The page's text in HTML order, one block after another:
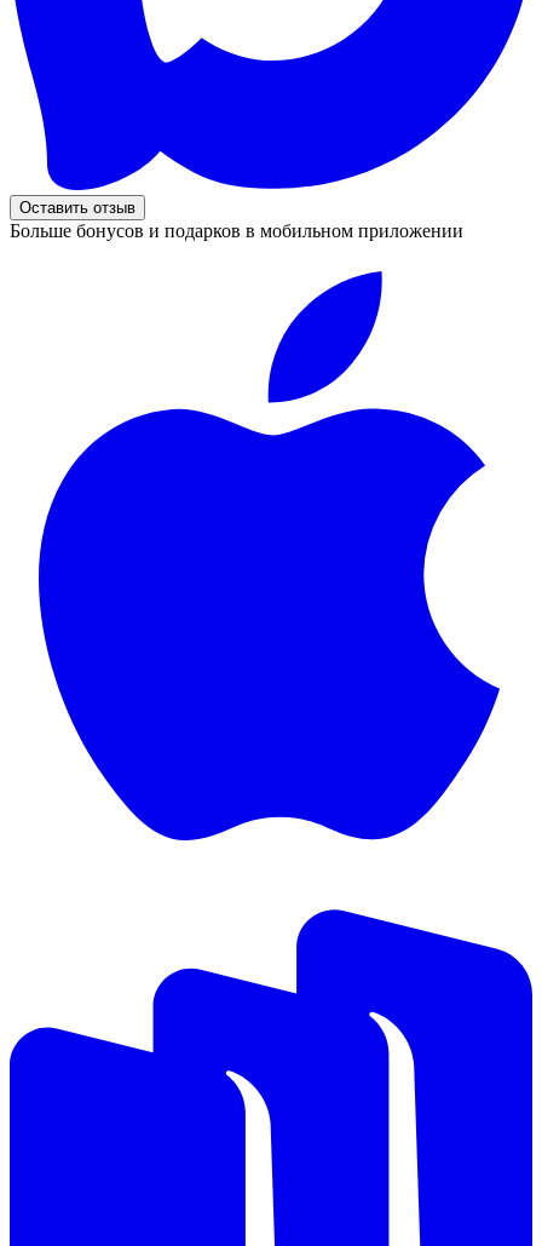
Оставить отзыв
Больше бонусов и подарков в мобильном приложении